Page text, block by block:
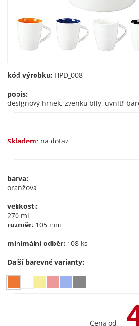
kód výrobku: HPD_008
popis:
designový hrnek, zvenku bíly, uvnitř
Skladem: na dotaz
barva:
oranžová
velikosti:
270 ml
rozměr: 105 mm
minimální odběr: 108 ks
Další barevné varianty:
Cena od